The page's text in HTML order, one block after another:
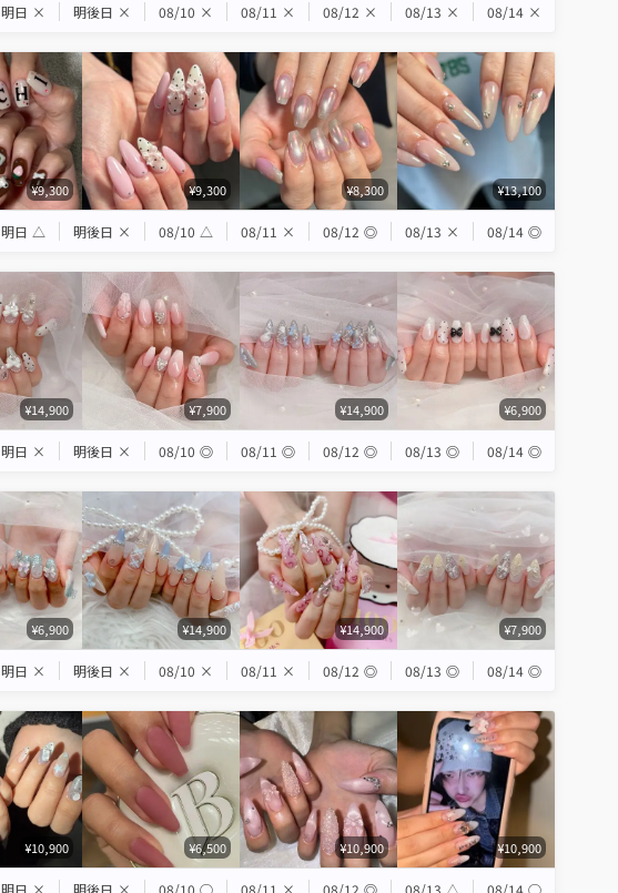
明日 × 明後日 × 08/10 × 08/11 × 08/12 × 08/13 × 08/14 ×
¥9,300 ¥9,300 ¥8,300 ¥13,100
明日 △ 明後日 × 08/10 △ 08/11 × 08/12 ◎ 08/13 × 08/14 ◎
¥14,900 ¥7,900 ¥14,900 ¥6,900
明日 × 明後日 × 08/10 ◎ 08/11 ◎ 08/12 ◎ 08/13 ◎ 08/14 ◎
¥6,900 ¥14,900 ¥14,900 ¥7,900
明日 × 明後日 × 08/10 × 08/11 × 08/12 ◎ 08/13 ◎ 08/14 ◎
¥10,900 ¥6,500 ¥10,900 ¥10,900